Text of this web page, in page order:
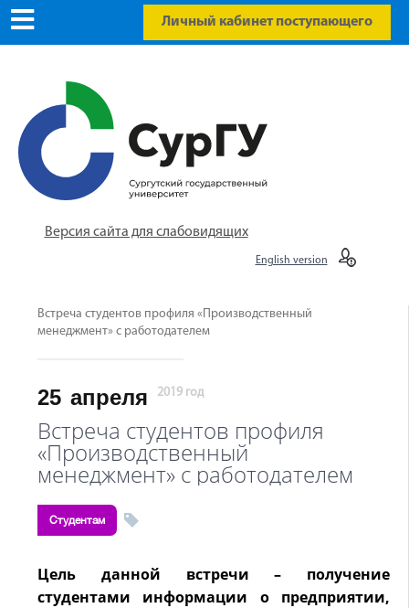
Личный кабинет поступающего
Версия сайта для слабовидящих
English version
Встреча студентов профиля «Производственный
менеджмент» с работодателем
25 апреля 2019 год
Встреча студентов профиля
«Производственный
менеджмент» с работодателем
Студентам
Цель данной встречи – получение
студентами информации о предприятии,